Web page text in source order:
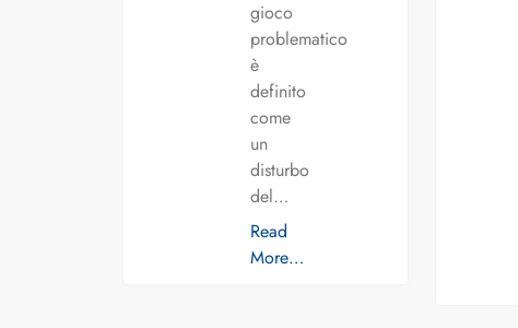
gioco
problematico
è
definito
come
un
disturbo
del…
Read
More…